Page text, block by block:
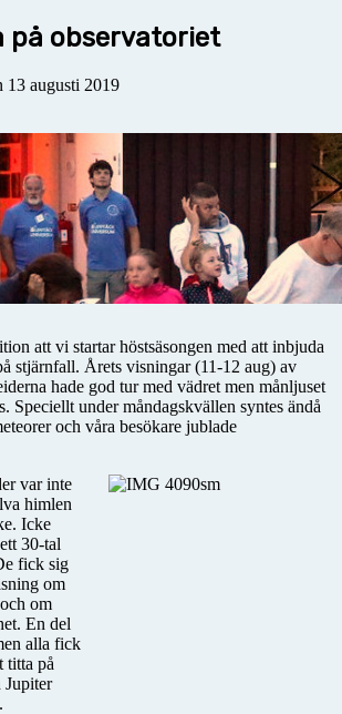
på observatoriet
13 augusti 2019
att vi startar höstsäsongen med att inbjuda
stjärnfall. Årets visningar (11-12 aug) av
hade god tur med vädret men månljuset
Speciellt under måndagskvällen syntes ändå
och våra besökare jublade
var inte
himlen
Icke
30-tal
fick sig
om
om
En del
alla fick
titta på
Jupiter